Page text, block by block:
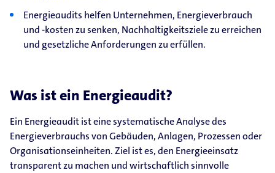
Energieaudits helfen Unternehmen, Energieverbrauch
und -kosten zu senken, Nachhaltigkeitsziele zu erreichen
und gesetzliche Anforderungen zu erfüllen.
Was ist ein Energieaudit?
Ein Energieaudit ist eine systematische Analyse des
Energieverbrauchs von Gebäuden, Anlagen, Prozessen oder
Organisationseinheiten. Ziel ist es, den Energieeinsatz
transparent zu machen und wirtschaftlich sinnvolle